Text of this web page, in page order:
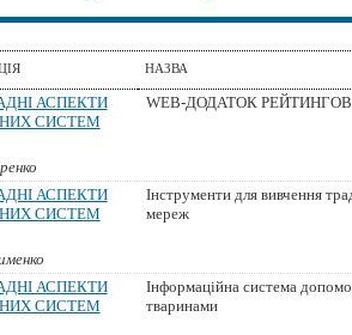
НАЗВА
АСПЕКТИ
СИСТЕМ
WEB-ДОДАТОК
АСПЕКТИ
СИСТЕМ
Інструменти для вивчення
мереж
АСПЕКТИ
СИСТЕМ
Інформаційна система
тваринами